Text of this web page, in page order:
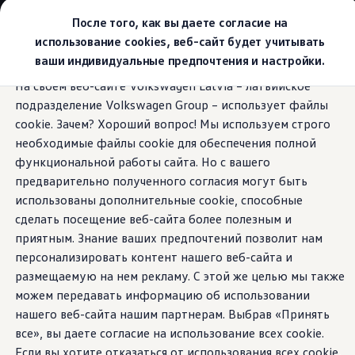
После того, как вы даете согласие на
использование cookies, веб-сайт будет учитывать
ваши индивидуальные предпочтения и настройки.
На своем веб-сайте Volkswagen Latvia – латвийское
подразделение Volkswagen Group – использует файлы
cookie. Зачем? Хороший вопрос! Мы используем строго
необходимые файлы cookie для обеспечения полной
функциональной работы сайта. Но с вашего
предварительно полученного согласия могут быть
использованы дополнительные cookie, способные
сделать посещение веб-сайта более полезным и
приятным. Знание ваших предпочтений позволит нам
персонализировать контент нашего веб-сайта и
размещаемую на нем рекламу. С этой же целью мы также
можем передавать информацию об использовании
нашего веб-сайта нашим партнерам. Выбрав «Принять
все», вы даете согласие на использование всех cookie.
Если вы хотите отказаться от использования всех cookie,
основному
содержанию
нижнему
колонтитулу
Выбери свой Volkswagen
Модельный ряд
Новый ID.Cross
Открой для себя семейство внедорожников
Предложения и услуги
Юбилейное предложение
Автомобильный онлайн-магазин Volkswagen
Обмен автомобилей
Лизинг Volkswagen
Гарантия
Бесплатная регистрация для вашего нового
Взаимодействие в сети простыми словами
VW Connect
Активация
Все службы
VW Connect для Вашего ID.
Обновления (Upgrades)
Car-Net
App-Connect
Fleet Interface Data
O Volkswagen
Получи больше
Владельцы и услуги
Бесключевой доступ
Больше комфорта —
без лишних
движений.